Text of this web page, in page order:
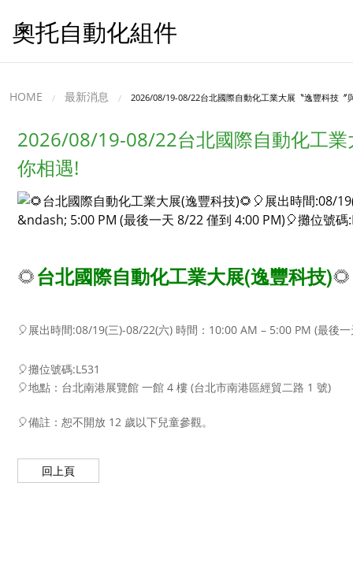
奧托自動化組件
HOME 最新消息 2026/08/19-08/22台北國際自動化工業大展〝逸豐科技〞
2026/08/19-08/22台北國際自動化工業
你相遇!
🌻台北國際自動化工業大展(逸豐科技)🌻
🎈展出時間:08/19(三)-08/22(六) 時間：10:00 AM – 5:00 PM (最後
🎈​攤位號碼:L531
🎈地點：台北南港展覽館 一館 4 樓 (台北市南港區經貿二路 1 號)
🎈備註：恕不開放 12 歲以下兒童參觀。
回上頁